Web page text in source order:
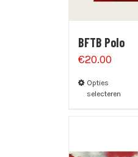
BFTB Polo
€20.00
Opties
selecteren